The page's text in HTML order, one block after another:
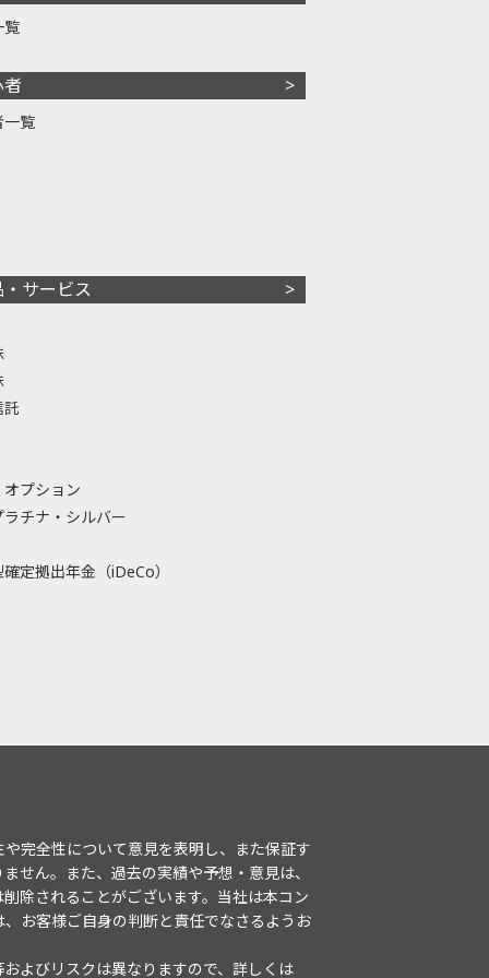
覧
一覧
サービス
託
プション
ラチナ・シルバー
定拠出年金（iDeCo）
完全性について意見を表明し、また保証す
せん。また、過去の実績や予想・意見は、
除されることがございます。当社は本コン
お客様ご自身の判断と責任でなさるようお
よびリスクは異なりますので、詳しくは